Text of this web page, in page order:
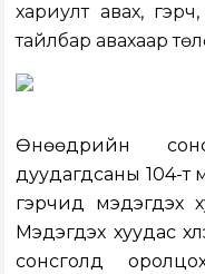
хариулт авах,
тайлбар авахаар
Өнөөдрийн
дуудагдсаны 104-т
гэрчид мэдэгдэх
Мэдэгдэх хуудас
сонсголд